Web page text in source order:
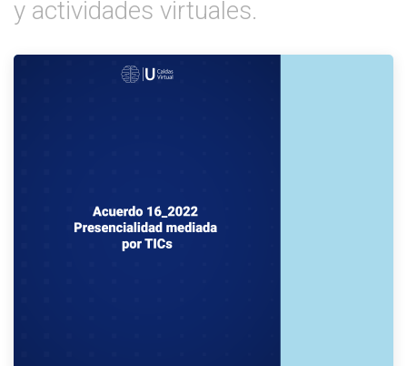
y actividades virtuales.